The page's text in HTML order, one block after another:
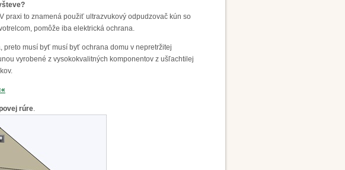
praxi to znamená použiť ultrazvukový odpudzovač kún so
pomôže iba elektrická ochrana.
preto musí byť musí byť ochrana domu v nepretržitej
vyrobené z vysokokvalitných komponentov z ušľachtilej
rúre.